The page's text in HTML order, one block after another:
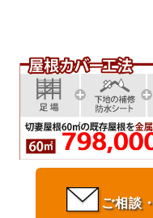
ご相談